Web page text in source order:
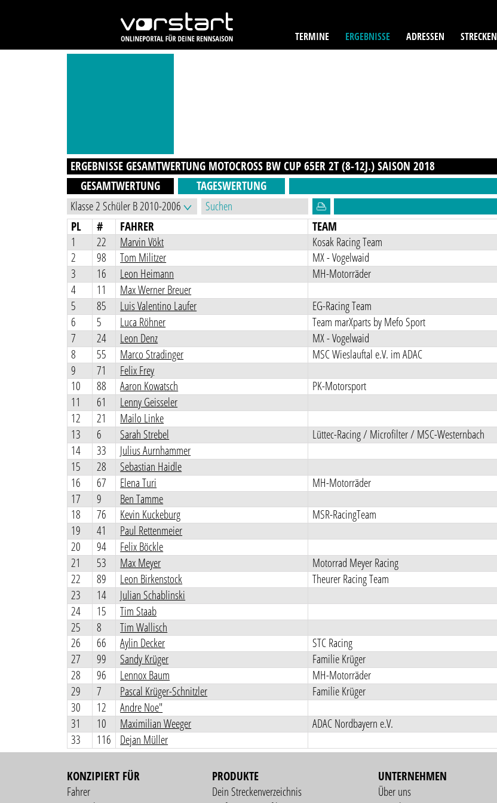
TERMINE ERGEBNISSE ADRESSEN STRECKEN
ERGEBNISSE GESAMTWERTUNG MOTOCROSS BW CUP 65ER 2T (8-12J.)SAISON2018
GESAMTWERTUNG
TAGESWERTUNG
PL # FAHRER TEAM
1
22 Marvin Vökt Kosak Racing Team
2
98 Tom Militzer MX - Vogelwaid
3
16 Leon Heimann MH-Motorräder
4
11 Max Werner Breuer
5
85 Luis Valentino Laufer EG-Racing Team
6
5 Luca Röhner Team marXparts by Mefo Sport
7
24 Leon Denz MX - Vogelwaid
8
55 Marco Stradinger MSC Wieslauftal e.V. im ADAC
9
71 Felix Frey
10
88 Aaron Kowatsch PK-Motorsport
11
61 Lenny Geisseler
12
21 Mailo Linke
13
6 Sarah Strebel Lüttec-Racing / Microfilter / MSC-Westernbach
14
33 Julius Aurnhammer
15
28 Sebastian Haidle
16
67 Elena Turi MH-Motorräder
17
9 Ben Tamme
18
76 Kevin Kuckeburg MSR-RacingTeam
19
41 Paul Rettenmeier
20
94 Felix Böckle
21
53 Max Meyer Motorrad Meyer Racing
22
89 Leon Birkenstock Theurer Racing Team
23
14 Julian Schablinski
24
15 Tim Staab
25
8 Tim Wallisch
26
66 Aylin Decker STC Racing
27
99 Sandy Krüger Familie Krüger
28
96 Lennox Baum MH-Motorräder
29
7 Pascal Krüger-Schnitzler Familie Krüger
30
12 Andre Noe"
31
10 Maximilian Weeger ADAC Nordbayern e.V.
33
116 Dejan Müller
KONZIPIERT FÜR
Fahrer
PRODUKTE
Dein Streckenverzeichnis
UNTERNEHMEN
Über uns